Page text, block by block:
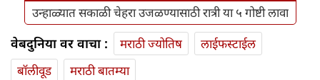
उन्हाळ्यात सकाळी चेहरा उजळण्यासाठी रात्री या ५ गोष्टी लावा
वेबदुनिया वर वाचा : मराठी ज्योतिष
लाईफस्टाईल
बॉलीवूड
मराठी बातम्या